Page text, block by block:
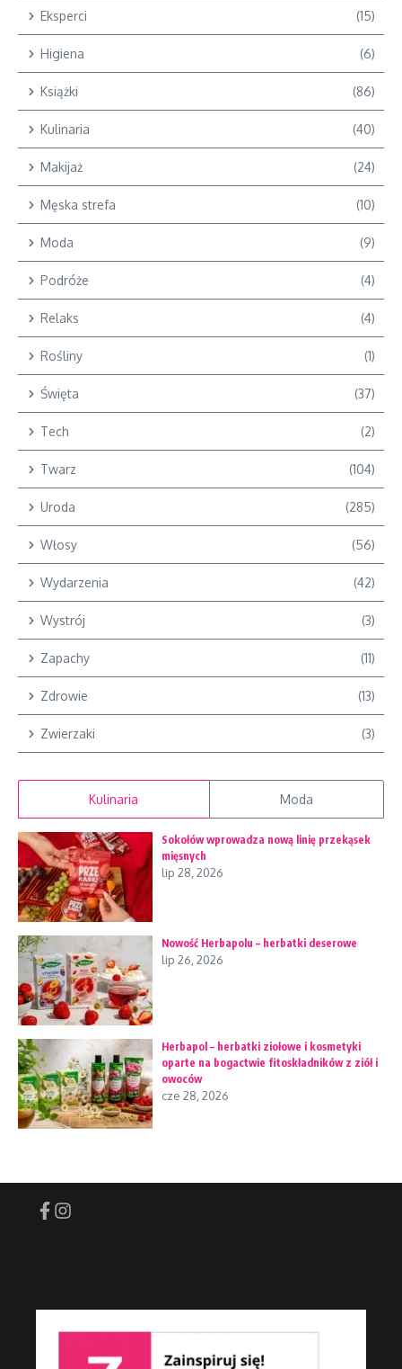
Eksperci (15)
Higiena (6)
Książki (86)
Kulinaria (40)
Makijaż (24)
Męska strefa (10)
Moda (9)
Podróże (4)
Relaks (4)
Rośliny (1)
Święta (37)
Tech (2)
Twarz (104)
Uroda (285)
Włosy (56)
Wydarzenia (42)
Wystrój (3)
Zapachy (11)
Zdrowie (13)
Zwierzaki (3)
Kulinaria Moda
Sokołów wprowadza nową linię przekąsek
mięsnych
lip 28, 2026
Nowość Herbapolu – herbatki deserowe
lip 26, 2026
Herbapol – herbatki ziołowe i kosmetyki
oparte na bogactwie fitoskładników z ziół i
owoców
cze 28, 2026